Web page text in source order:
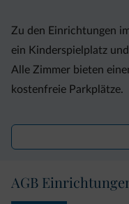
Zu den Einrichtungen
ein Kinderspielplatz
Alle Zimmer bieten
kostenfreie Parkplätze.
Das Agriturismo baut
Ihnen zum Frühstück
AGB